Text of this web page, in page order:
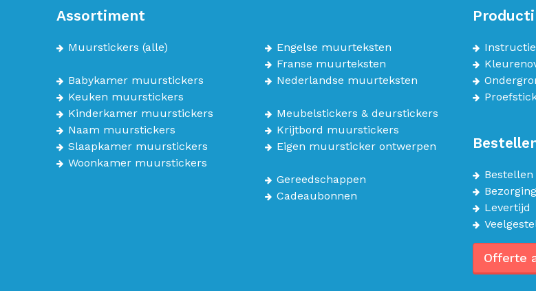
Assortiment
Muurstickers (alle)
Babykamer muurstickers
Keuken muurstickers
Kinderkamer muurstickers
Naam muurstickers
Slaapkamer muurstickers
Woonkamer muurstickers
Engelse muurteksten
Franse muurteksten
Nederlandse muurteksten
Meubelstickers & deurstickers
Krijtbord muurstickers
Eigen muursticker ontwerpen
Gereedschappen
Cadeaubonnen
Bestellen
Bezorging
Levertijd
Offerte